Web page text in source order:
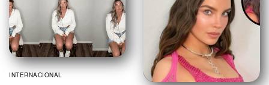
INTERNACIONAL